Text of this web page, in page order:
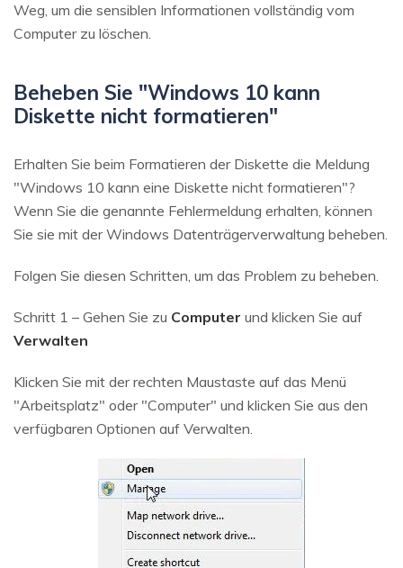
Weg, um die sensiblen Informationen vollständig vom
Computer zu löschen.
Beheben Sie "Windows 10 kann
Diskette nicht formatieren"
Erhalten Sie beim Formatieren der Diskette die Meldung
"Windows 10 kann eine Diskette nicht formatieren"?
Wenn Sie die genannte Fehlermeldung erhalten, können
Sie sie mit der Windows Datenträgerverwaltung beheben.
Folgen Sie diesen Schritten, um das Problem zu beheben.
Schritt 1 – Gehen Sie zu Computer und klicken Sie auf
Verwalten
Klicken Sie mit der rechten Maustaste auf das Menü
"Arbeitsplatz" oder "Computer" und klicken Sie aus den
verfügbaren Optionen auf Verwalten.